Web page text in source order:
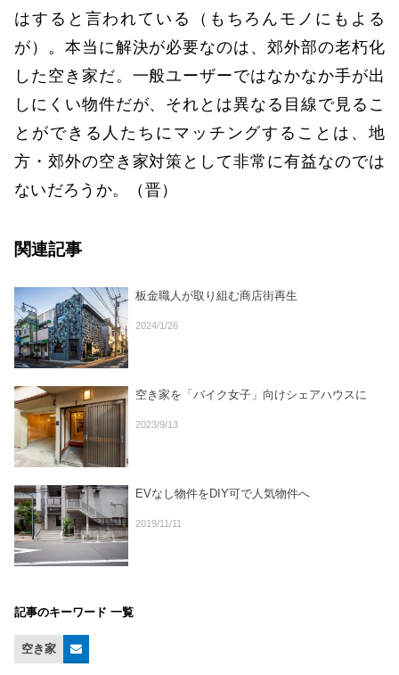
はすると言われている（もちろんモノにもよる
が）。本当に解決が必要なのは、郊外部の老朽化
した空き家だ。一般ユーザーではなかなか手が出
しにくい物件だが、それとは異なる目線で見るこ
とができる人たちにマッチングすることは、地
方・郊外の空き家対策として非常に有益なのでは
ないだろうか。（晋）
関連記事
板金職人が取り組む商店街再生
2024/1/26
空き家を「バイク女子」向けシェアハウスに
2023/9/13
EVなし物件をDIY可で人気物件へ
2019/11/11
記事のキーワード 一覧
空き家